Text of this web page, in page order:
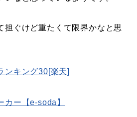
担ぐけど重たくて限界かなと思
ンキング30[楽天]
カー【e-soda】